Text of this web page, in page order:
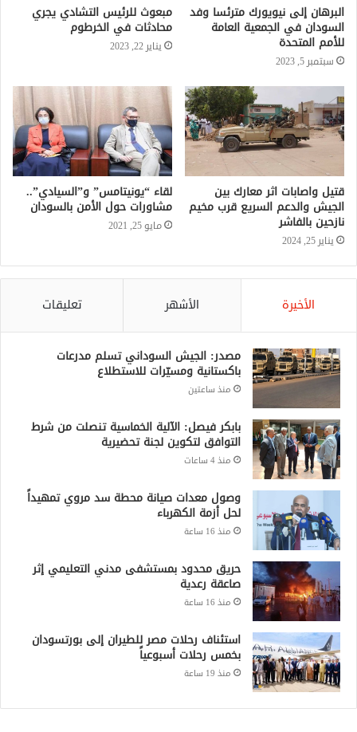
البرهان إلى نيويورك مترئسا وفد
السودان في الجمعية العامة
للأمم المتحدة
سبتمبر 5, 2023
مبعوث للرئيس التشادي يجري
محادثات في الخرطوم
يناير 22, 2023
قتيل واصابات اثر معارك بين
الجيش والدعم السريع قرب مخيم
نازحين بالفاشر
يناير 25, 2024
لقاء “يونيتامس” و”السيادي”..
مشاورات حول الأمن بالسودان
مايو 25, 2021
الأخيرة الأشهر تعليقات
مصدر: الجيش السوداني تسلم مدرعات
باكستانية ومسيّرات للاستطلاع
منذ ساعتين
بابكر فيصل: الآلية الخماسية تنصلت من شرط
التوافق لتكوين لجنة تحضيرية
منذ 4 ساعات
وصول معدات صيانة محطة سد مروي تمهيداً
لحل أزمة الكهرباء
منذ 16 ساعة
حريق محدود بمستشفى مدني التعليمي إثر
صاعقة رعدية
منذ 16 ساعة
استئناف رحلات مصر للطيران إلى بورتسودان
بخمس رحلات أسبوعياً
منذ 19 ساعة